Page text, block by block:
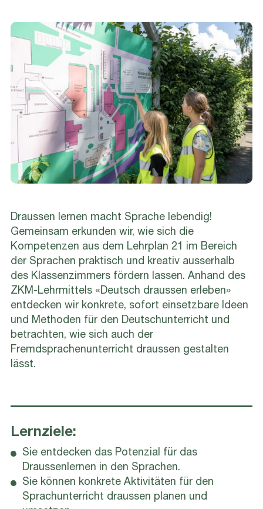
Draussen lernen macht Sprache lebendig!
Gemeinsam erkunden wir, wie sich die
Kompetenzen aus dem Lehrplan 21 im Bereich
der Sprachen praktisch und kreativ ausserhalb
des Klassenzimmers fördern lassen. Anhand des
ZKM-Lehrmittels «Deutsch draussen erleben»
entdecken wir konkrete, sofort einsetzbare Ideen
und Methoden für den Deutschunterricht und
betrachten, wie sich auch der
Fremdsprachenunterricht draussen gestalten
lässt.
Lernziele:
Sie entdecken das Potenzial für das
Draussenlernen in den Sprachen.
Sie können konkrete Aktivitäten für den
Sprachunterricht draussen planen und